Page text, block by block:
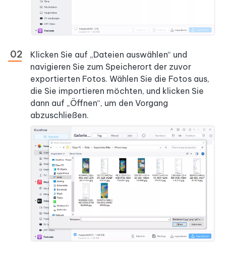
Klicken Sie auf „Dateien auswählen“ und
navigieren Sie zum Speicherort der zuvor
exportierten Fotos. Wählen Sie die Fotos aus,
die Sie importieren möchten, und klicken Sie
dann auf „Öffnen“, um den Vorgang
abzuschließen.